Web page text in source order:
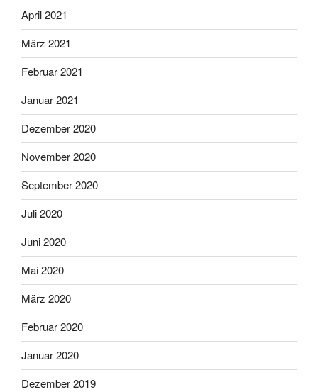
April 2021
März 2021
Februar 2021
Januar 2021
Dezember 2020
November 2020
September 2020
Juli 2020
Juni 2020
Mai 2020
März 2020
Februar 2020
Januar 2020
Dezember 2019